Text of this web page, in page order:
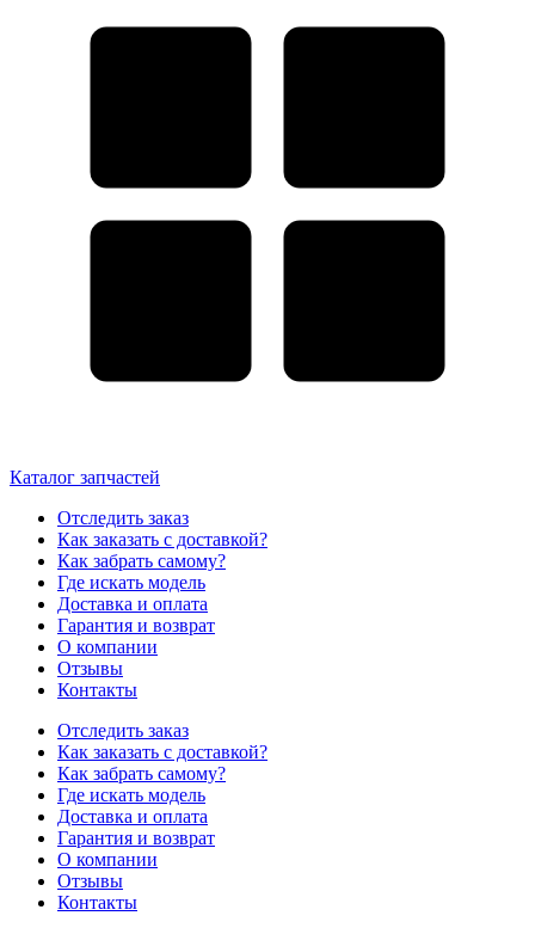
Каталог запчастей
Отследить заказ
Как заказать с доставкой?
Как забрать самому?
Где искать модель
Доставка и оплата
Гарантия и возврат
О компании
Отзывы
Контакты
Отследить заказ
Как заказать с доставкой?
Как забрать самому?
Где искать модель
Доставка и оплата
Гарантия и возврат
О компании
Отзывы
Контакты